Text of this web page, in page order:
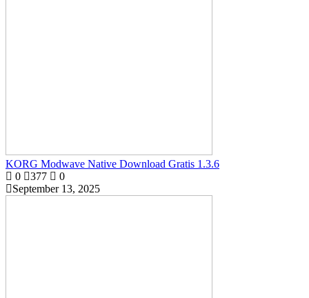
KORG Modwave Native Download Gratis 1.3.6
0
377
0
September 13, 2025